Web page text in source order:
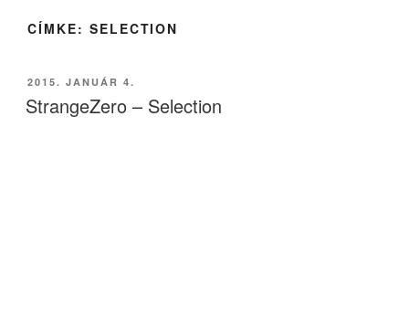
CÍMKE: SELECTION
BEKÜLDVE:
2015. JANUÁR 4.
StrangeZero – Selection